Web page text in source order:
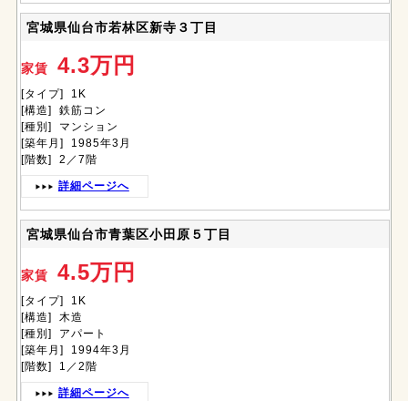
宮城県仙台市若林区新寺３丁目
家賃 4.3万円
[タイプ] 1K
[構造] 鉄筋コン
[種別] マンション
[築年月] 1985年3月
[階数] 2／7階
詳細ページへ
宮城県仙台市青葉区小田原５丁目
家賃 4.5万円
[タイプ] 1K
[構造] 木造
[種別] アパート
[築年月] 1994年3月
[階数] 1／2階
詳細ページへ